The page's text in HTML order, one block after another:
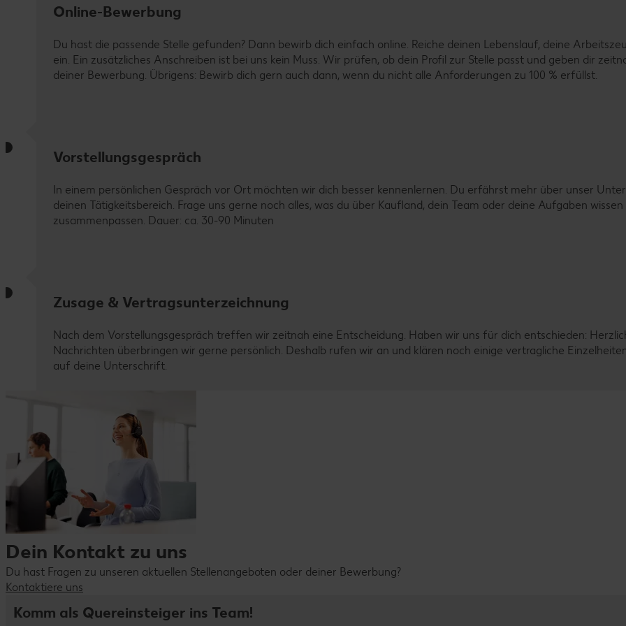
Online-Bewerbung
Du hast die passende Stelle gefunden? Dann bewirb dich einfach online. Reiche deinen Lebenslauf, deine
ein. Ein zusätzliches Anschreiben ist bei uns kein Muss. Wir prüfen, ob dein Profil zur Stelle passt und geben dir
deiner Bewerbung. Übrigens: Bewirb dich gern auch dann, wenn du nicht alle Anforderungen zu 100 % erfüllst.
Vorstellungsgespräch
In einem persönlichen Gespräch vor Ort möchten wir dich besser kennenlernen. Du erfährst mehr über unser
deinen Tätigkeitsbereich. Frage uns gerne noch alles, was du über Kaufland, dein Team oder deine Aufgaben
zusammenpassen. Dauer: ca. 30-90 Minuten
Zusage & Vertragsunterzeichnung
Nach dem Vorstellungsgespräch treffen wir zeitnah eine Entscheidung. Haben wir uns für dich entschieden:
Nachrichten überbringen wir gerne persönlich. Deshalb rufen wir an und klären noch einige vertragliche
auf deine Unterschrift.
Dein Kontakt zu uns
Du hast Fragen zu unseren aktuellen Stellenangeboten oder deiner Bewerbung?
Kontaktiere uns
Komm als Quereinsteiger ins Team!